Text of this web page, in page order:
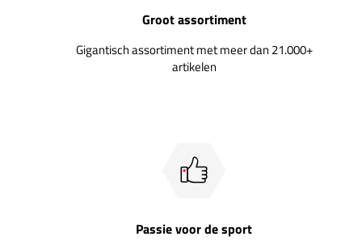
Groot assortiment
Gigantisch assortiment met meer dan 21.000+
artikelen
Passie voor de sport